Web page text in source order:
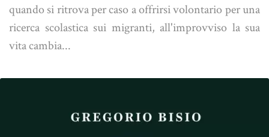
quando si ritrova per caso a offrirsi volontario per una
ricerca scolastica sui migranti, all'improvviso la sua
vita cambia...